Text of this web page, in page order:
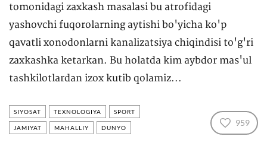
tomonidagi zaxkash masalasi bu atrofidagi
yashovchi fuqorolarning aytishi bo'yicha ko'p
qavatli xonodonlarni kanalizatsiya chiqindisi to'g'ri
zaxkashka ketarkan. Bu holatda kim aybdor mas'ul
tashkilotlardan izox kutib qolamiz...
SIYOSAT TEXNOLOGIYA SPORT
JAMIYAT MAHALLIY DUNYO 959